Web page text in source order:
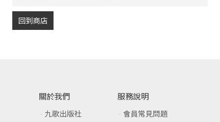
回到商店
關於我們
九歌出版社
服務說明
會員常見問題